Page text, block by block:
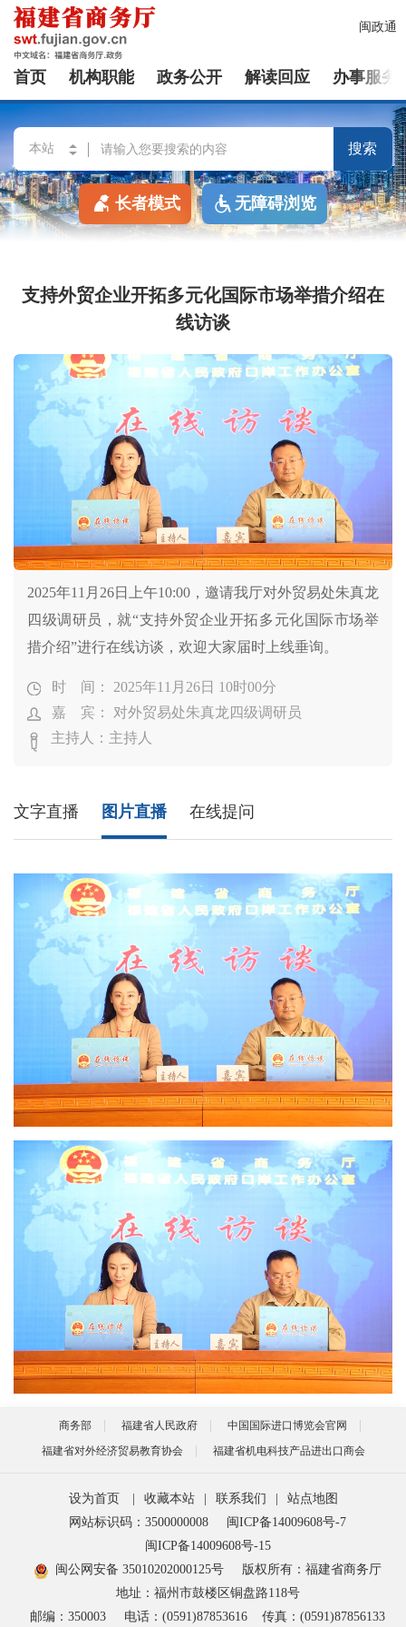
闽政通
首页 机构职能 政务公开 解读回应 办事服务
搜索
长者模式 无障碍浏览
支持外贸企业开拓多元化国际市场举措介绍在
线访谈
2025年11月26日上午10:00，邀请我厅对外贸易处朱真龙
四级调研员，就“支持外贸企业开拓多元化国际市场举
措介绍”进行在线访谈，欢迎大家届时上线垂询。
时 间： 2025年11月26日 10时00分
嘉 宾： 对外贸易处朱真龙四级调研员
主持人：主持人
文字直播 图片直播 在线提问
商务部 福建省人民政府
中国国际进口博览会官网
福建省对外经济贸易教育协会
福建省机电科技产品进出口商会
设为首页 收藏本站 联系我们
站点地图
网站标识码：3500000008
闽ICP备14009608号-7
闽ICP备14009608号-15
闽公网安备 35010202000125号
版权所有：福建省商务厅
地址：福州市鼓楼区铜盘路118号
邮编：350003
电话：(0591)87853616 传真：(0591)87856133